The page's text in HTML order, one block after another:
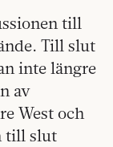
till
Till slut
inte längre
av
West och
till slut